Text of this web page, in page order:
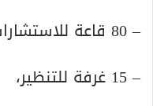
– 80 قاعة للاستشارات الخارجية،
– 15 غرفة للتنظير،